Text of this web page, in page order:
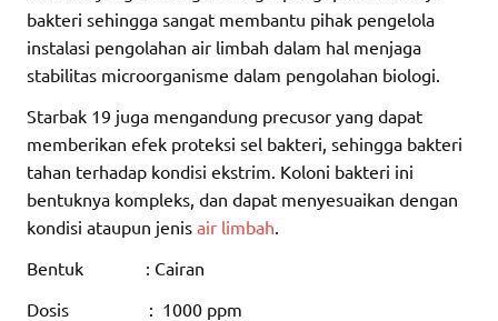
bakteri sehingga sangat membantu pihak pengelola
instalasi pengolahan air limbah dalam hal menjaga
stabilitas microorganisme dalam pengolahan biologi.
Starbak 19 juga mengandung precusor yang dapat
memberikan efek proteksi sel bakteri, sehingga bakteri
tahan terhadap kondisi ekstrim. Koloni bakteri ini
bentuknya kompleks, dan dapat menyesuaikan dengan
kondisi ataupun jenis air limbah
Bentuk : Cairan
Dosis : 1000 ppm